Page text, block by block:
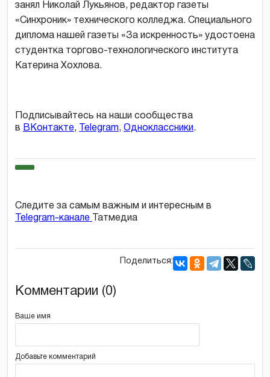
занял Николай Лукьянов, редактор газеты
«Синхроник» технического колледжа. Специального
диплома нашей газеты «За искренность» удостоена
студентка торгово-технологического института
Катерина Хохлова.
Подписывайтесь на наши сообщества
в ВКонтакте, Telegram, Одноклассники.
Следите за самым важным и интересным в
Telegram-канале
Татмедиа
Поделиться:
Комментарии (0)
Ваше имя
Добавьте комментарий